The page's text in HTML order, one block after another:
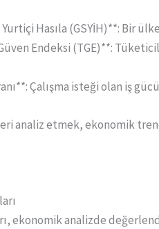
Yurtiçi Hasıla (GSYİH)**: Bir
Endeksi (TGE)**:
Çalışma isteği olan iş
analiz etmek, ekonomik
ekonomik analizde